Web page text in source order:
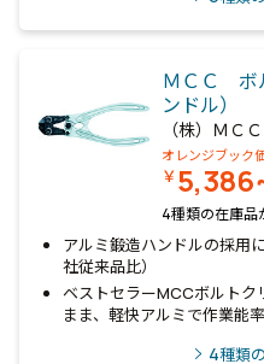
ＭＣＣ ボ
ンドル）
（株）ＭＣ
オレンジブック
￥
4種類の在庫品
アルミ鍛造ハンドルの採用
社従来品比）
ベストセラーMCCボルトク
まま、軽快アルミで作業能
4種類